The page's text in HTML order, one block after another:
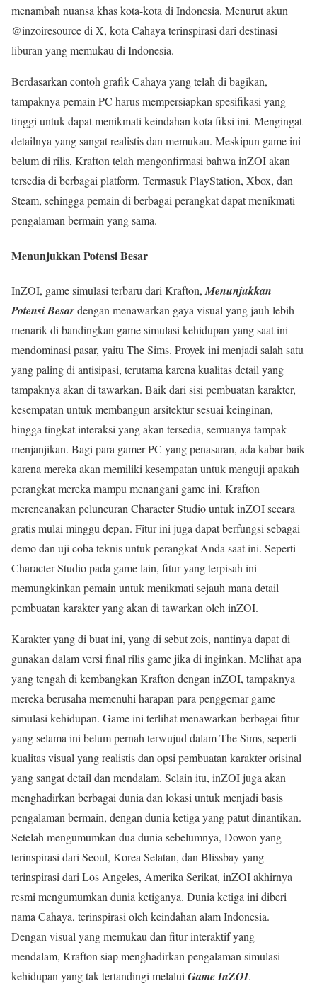
menambah nuansa khas kota-kota di Indonesia. Menurut akun
@inzoiresource di X, kota Cahaya terinspirasi dari destinasi
liburan yang memukau di Indonesia.
Berdasarkan contoh grafik Cahaya yang telah di bagikan,
tampaknya pemain PC harus mempersiapkan spesifikasi yang
tinggi untuk dapat menikmati keindahan kota fiksi ini. Mengingat
detailnya yang sangat realistis dan memukau. Meskipun game ini
belum di rilis, Krafton telah mengonfirmasi bahwa inZOI akan
tersedia di berbagai platform. Termasuk PlayStation, Xbox, dan
Steam, sehingga pemain di berbagai perangkat dapat menikmati
pengalaman bermain yang sama.
Menunjukkan Potensi Besar
InZOI, game simulasi terbaru dari Krafton, Menunjukkan
Potensi Besardengan menawarkan gaya visual yang jauh lebih
menarik di bandingkan game simulasi kehidupan yang saat ini
mendominasi pasar, yaitu The Sims. Proyek ini menjadi salah satu
yang paling di antisipasi, terutama karena kualitas detail yang
tampaknya akan di tawarkan. Baik dari sisi pembuatan karakter,
kesempatan untuk membangun arsitektur sesuai keinginan,
hingga tingkat interaksi yang akan tersedia, semuanya tampak
menjanjikan. Bagi para gamer PC yang penasaran, ada kabar baik
karena mereka akan memiliki kesempatan untuk menguji apakah
perangkat mereka mampu menangani game ini. Krafton
merencanakan peluncuran Character Studio untuk inZOI secara
gratis mulai minggu depan. Fitur ini juga dapat berfungsi sebagai
demo dan uji coba teknis untuk perangkat Anda saat ini. Seperti
Character Studio pada game lain, fitur yang terpisah ini
memungkinkan pemain untuk menikmati sejauh mana detail
pembuatan karakter yang akan di tawarkan oleh inZOI.
Karakter yang di buat ini, yang di sebut zois, nantinya dapat di
gunakan dalam versi final rilis game jika di inginkan. Melihat apa
yang tengah di kembangkan Krafton dengan inZOI, tampaknya
mereka berusaha memenuhi harapan para penggemar game
simulasi kehidupan. Game ini terlihat menawarkan berbagai fitur
yang selama ini belum pernah terwujud dalam The Sims, seperti
kualitas visual yang realistis dan opsi pembuatan karakter orisinal
yang sangat detail dan mendalam. Selain itu, inZOI juga akan
menghadirkan berbagai dunia dan lokasi untuk menjadi basis
pengalaman bermain, dengan dunia ketiga yang patut dinantikan.
Setelah mengumumkan dua dunia sebelumnya, Dowon yang
terinspirasi dari Seoul, Korea Selatan, dan Blissbay yang
terinspirasi dari Los Angeles, Amerika Serikat, inZOI akhirnya
resmi mengumumkan dunia ketiganya. Dunia ketiga ini diberi
nama Cahaya, terinspirasi oleh keindahan alam Indonesia.
Dengan visual yang memukau dan fitur interaktif yang
mendalam, Krafton siap menghadirkan pengalaman simulasi
kehidupan yang tak tertandingi melalui Game InZOI.